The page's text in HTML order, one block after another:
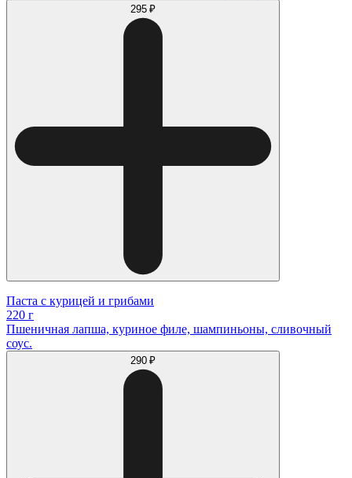
295 ₽
Паста с курицей и грибами
220 г
Пшеничная лапша, куриное филе, шампиньоны, сливочный
соус.
290 ₽